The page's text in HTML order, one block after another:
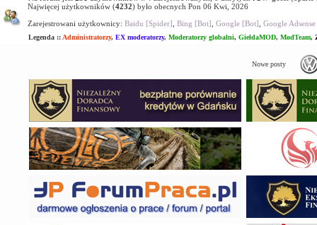
Najwięcej użytkowników (4232) było obecnych Pon 06 Kwi, 2026
Zarejestrowani użytkownicy: Baidu [Spider] Bing [Bot] Google [Bot] Google
Legenda :: Administratorzy, EX moderatorzy, Moderatorzy globalni, GiełdaMOD, ModTeam,
Nowe posty